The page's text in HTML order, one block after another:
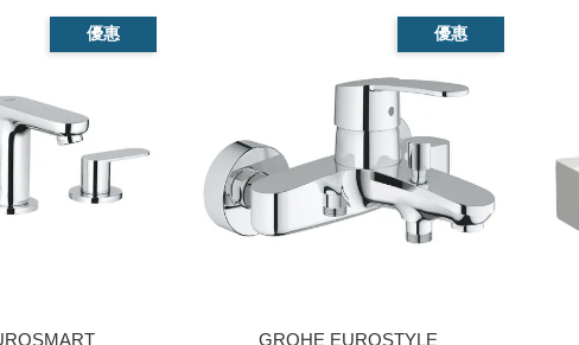
優惠 優惠
GROHE EUROSTYLE